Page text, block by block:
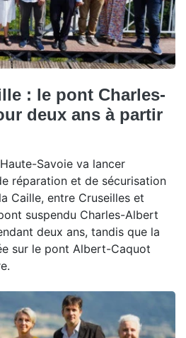
: le pont Charles-
deux ans à partir
Savoie va lancer
réparation et de sécurisation
Caille, entre Cruseilles et
suspendu Charles-Albert
deux ans, tandis que la
sur le pont Albert-Caquot